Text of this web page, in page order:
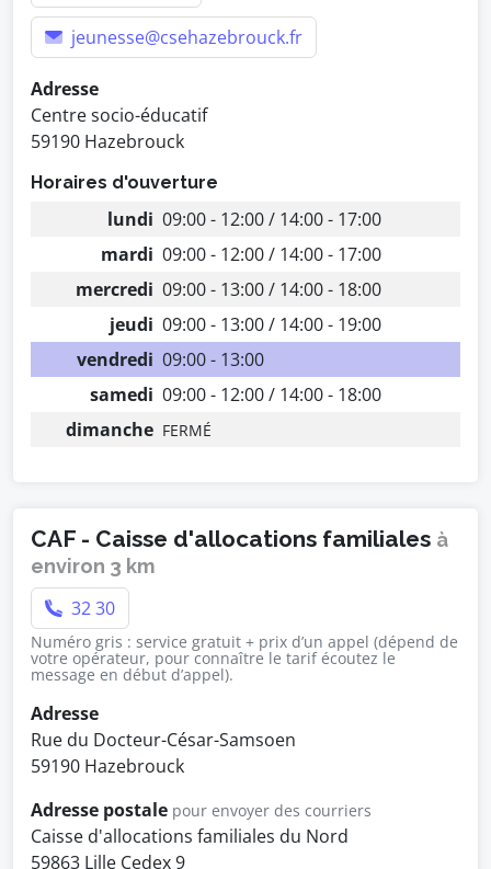
jeunesse@csehazebrouck.fr
Adresse
Centre socio-éducatif
59190 Hazebrouck
Horaires d'ouverture
lundi 09:00 - 12:00 / 14:00 - 17:00
mardi 09:00 - 12:00 / 14:00 - 17:00
mercredi 09:00 - 13:00 / 14:00 - 18:00
jeudi 09:00 - 13:00 / 14:00 - 19:00
vendredi 09:00 - 13:00
samedi 09:00 - 12:00 / 14:00 - 18:00
dimanche FERMÉ
CAF - Caisse d'allocations familiales à
environ 3 km
32 30
Numéro gris : service gratuit + prix d’un appel (dépend de
votre opérateur, pour connaître le tarif écoutez le
message en début d’appel).
Adresse
Rue du Docteur-César-Samsoen
59190 Hazebrouck
Adresse postale pour envoyer des courriers
Caisse d'allocations familiales du Nord
59863 Lille Cedex 9